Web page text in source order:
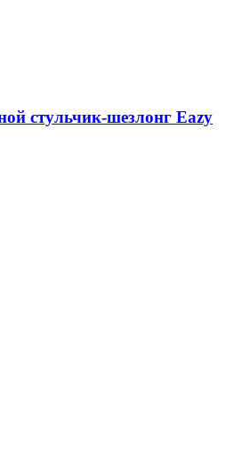
стульчик-шезлонг Eazy